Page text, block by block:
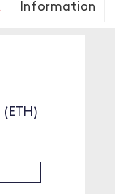
Information